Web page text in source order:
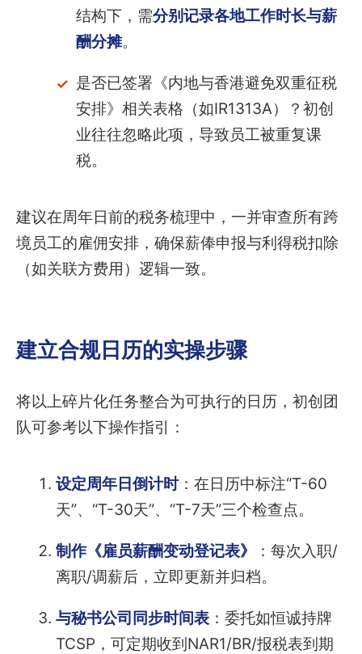
结构下，需分别记录各地工作时长与薪
酬分摊。
是否已签署《内地与香港避免双重征税
安排》相关表格（如IR1313A）？初创
业往往忽略此项，导致员工被重复课
税。
建议在周年日前的税务梳理中，一并审查所有跨
境员工的雇佣安排，确保薪俸申报与利得税扣除
（如关联方费用）逻辑一致。
建立合规日历的实操步骤
将以上碎片化任务整合为可执行的日历，初创团
队可参考以下操作指引：
设定周年日倒计时：在日历中标注“T-60
天”、“T-30天”、“T-7天”三个检查点。
制作《雇员薪酬变动登记表》
：每次入职/
离职/调薪后，立即更新并归档。
与秘书公司同步时间表：委托如恒诚持牌
TCSP，可定期收到NAR1/BR/报税表到期